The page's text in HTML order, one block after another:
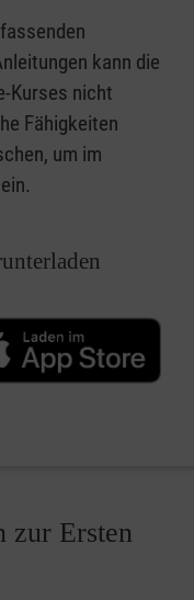
kann die
Kurses nicht
Fähigkeiten
um im
zur Ersten